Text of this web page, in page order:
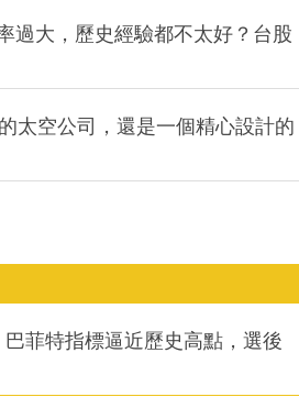
過大，歷史經驗都不太好？台股
太空公司，還是一個精心設計的
菲特指標逼近歷史高點，選後